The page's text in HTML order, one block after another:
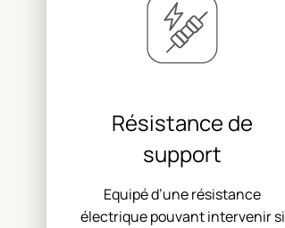
Résistance de
support
Equipé d’une résistance
électrique pouvant intervenir si